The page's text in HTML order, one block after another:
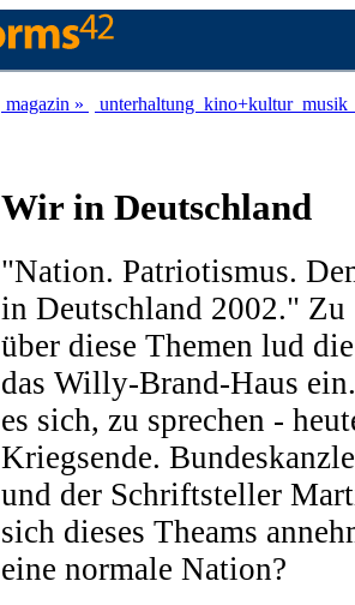
magazin » unterhaltung kino+kultur musik
Wir in Deutschland
"Nation. Patriotismus.
in Deutschland 2002." Zu
über diese Themen lud
das Willy-Brand-Haus
es sich, zu sprechen -
Kriegsende.
und der Schriftsteller
sich dieses Theams
eine normale Nation?